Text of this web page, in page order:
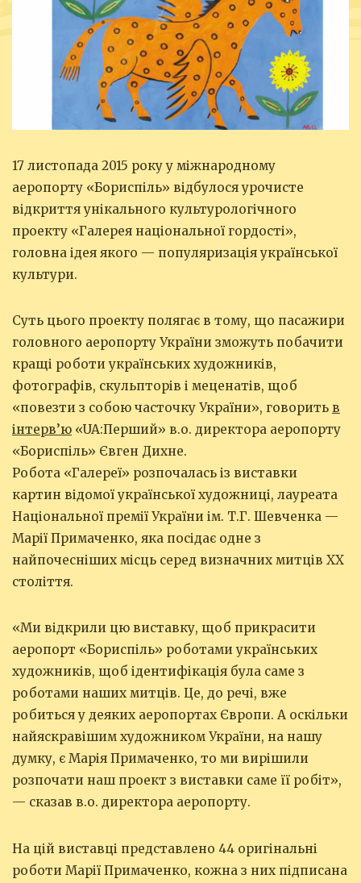
17 листопада 2015 року у міжнародному
аеропорту «Бориспіль» відбулося урочисте
відкриття унікального культурологічного
проекту «Галерея національної гордості»,
головна ідея якого — популяризація української
культури.
Суть цього проекту полягає в тому, що пасажири
головного аеропорту України зможуть побачити
кращі роботи українських художників,
фотографів, скульпторів і меценатів, щоб
«повезти з собою часточку України», говорить в
інтерв’ю «UA:Перший» в.о. директора аеропорту
«Бориспіль» Євген Дихне.
Робота «Галереї» розпочалась із виставки
картин відомої української художниці, лауреата
Національної премії України ім. Т.Г. Шевченка —
Марії Примаченко, яка посідає одне з
найпочесніших місць серед визначних митців XX
століття.
«Ми відкрили цю виставку, щоб прикрасити
аеропорт «Бориспіль» роботами українських
художників, щоб ідентифікація була саме з
роботами наших митців. Це, до речі, вже
робиться у деяких аеропортах Європи. А оскільки
найяскравішим художником України, на нашу
думку, є Марія Примаченко, то ми вирішили
розпочати наш проект з виставки саме її робіт»,
— сказав в.о. директора аеропорту.
На цій виставці представлено 44 оригінальні
роботи Марії Примаченко, кожна з них підписана